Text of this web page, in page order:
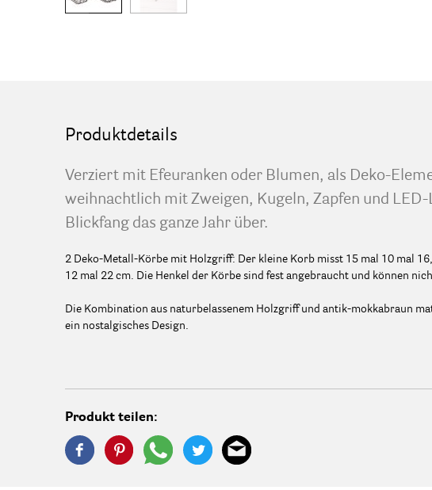
Produktdetails
Verziert mit Efeuranken oder Blumen, als Deko-
weihnachtlich mit Zweigen, Kugeln, Zapfen und
Blickfang das ganze Jahr über.
2 Deko-Metall-Körbe mit Holzgriff: Der kleine Korb misst 15 mal 10 mal
12 mal 22 cm. Die Henkel der Körbe sind fest angebraucht und können
Die Kombination aus naturbelassenem Holzgriff und antik-mokkabraun
ein nostalgisches Design.
Produkt teilen: